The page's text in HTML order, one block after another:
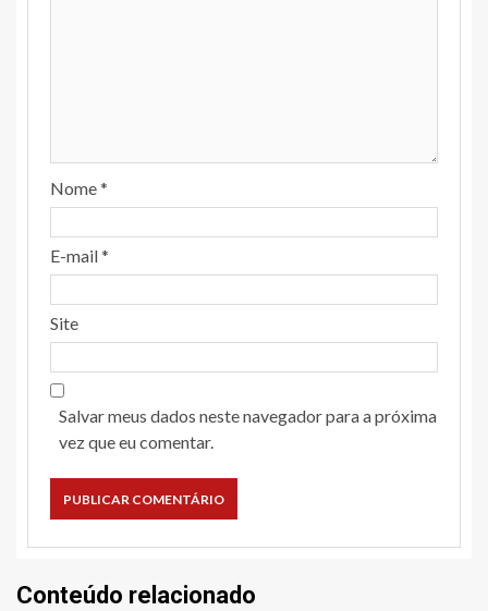
Nome*
E-mail*
Site
Salvar meus dados neste navegador para a próxima
vez que eu comentar.
Conteúdo relacionado